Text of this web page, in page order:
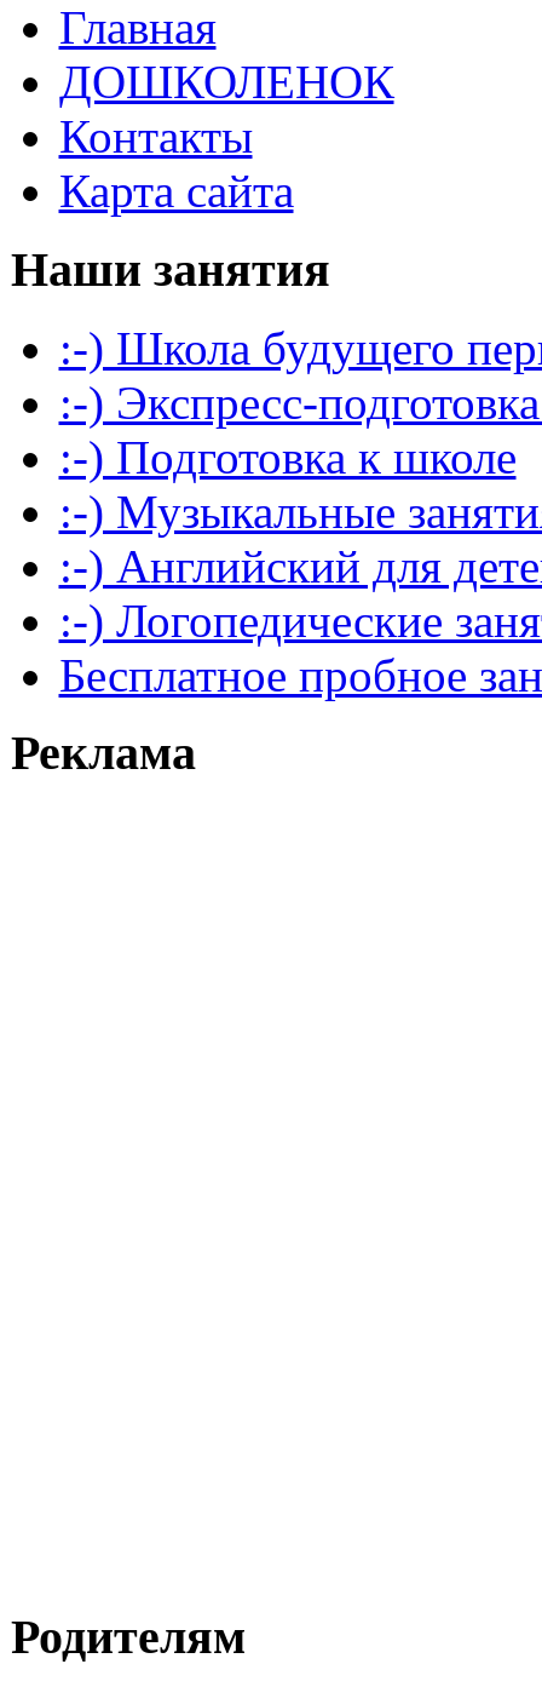
Главная
ДОШКОЛЕНОК
Контакты
Карта сайта
Наши занятия
:-) Школа будущего
:-) Экспресс-
:-) Подготовка к школе
:-) Музыкальные
:-) Английский для
:-) Логопедические
Бесплатное пробное
Реклама
Родителям